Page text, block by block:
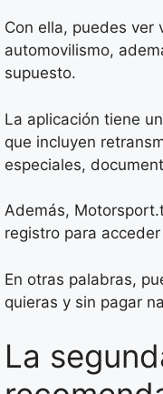
Con ella, puedes ver
automovilismo,
supuesto.
La aplicación tiene
que incluyen
especiales,
Además,
registro para
En otras palabras,
quieras y sin pagar
La